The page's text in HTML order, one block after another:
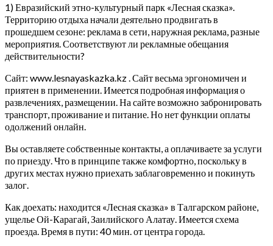
1) Евразийский этно-культурный парк «Лесная сказка».
Территорию отдыха начали деятельно продвигать в
прошедшем сезоне: реклама в сети, наружная реклама, разные
мероприятия.Соответствуют ли рекламные обещания
действительности?
Сайт: www.lesnayaskazka.kz . Сайт весьма эргономичен и
приятен в применении. Имеется подробная информация о
развлечениях, размещении. На сайте возможно забронировать
транспорт, проживание и питание. Но нет функции оплаты
одолжений онлайн.
Вы оставляете собственные контакты, а оплачиваете за услуги
по приезду. Что в принципе также комфортно, поскольку в
других местах нужно приехать заблаговременно и покинуть
залог.
Как доехать: находится «Лесная сказка» в Талгарском районе,
ущелье Ой-Карагай, Заилийского Алатау. Имеется схема
проезда. Время в пути: 40 мин. от центра города.